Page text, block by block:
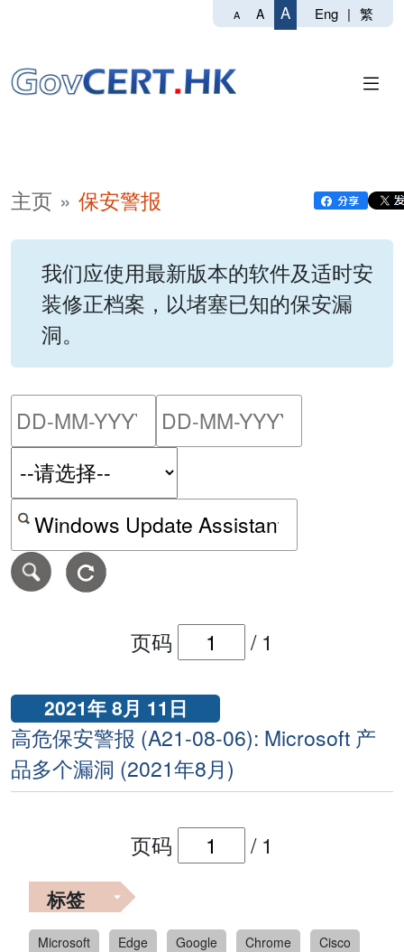
A A A Eng | 繁
主页 保安警报
我们应使用最新版本的软件及适时安
装修正档案，以堵塞已知的保安漏
洞。
请输入搜索日期范围的开
按关键字或 CVE ID 搜寻保安警报
页码 / 1
2021年 8月 11日
高危保安警报 (A21-08-06): Microsoft 产
品多个漏洞 (2021年8月)
页码 / 1
标签
Microsoft Edge Google Chrome
Cisco